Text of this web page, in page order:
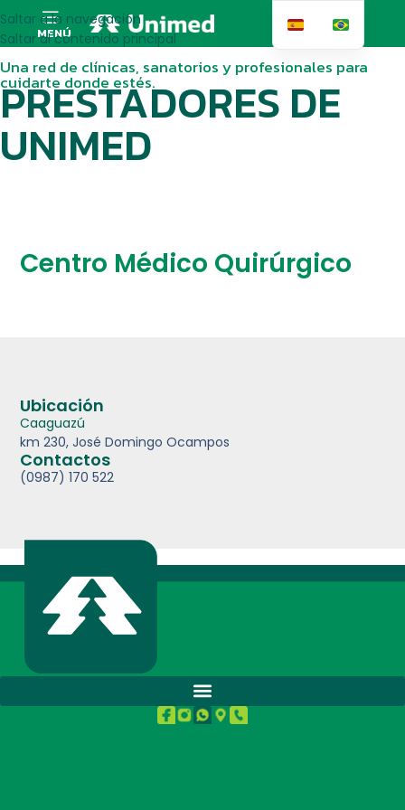
Saltar a la navegación
Saltar al contenido principal
MENÚ
Una red de clínicas, sanatorios y profesionales para
cuidarte donde estés.
PRESTADORES DE
UNIMED
Centro Médico Quirúrgico
Ubicación
Caaguazú
km 230, José Domingo Ocampos
Contactos
(0987) 170 522